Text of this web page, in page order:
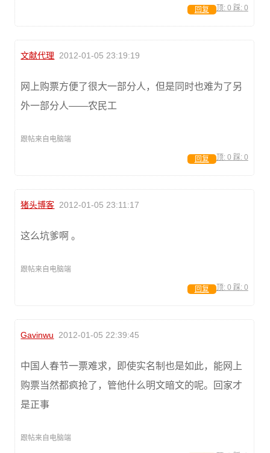
顶: 0 踩: 0
回复
文献代理 2012-01-05 23:19:19
网上购票方便了很大一部分人，但是同时也难为了另
外一部分人——农民工
跟帖来自电脑端
顶: 0 踩: 0
回复
猪头博客 2012-01-05 23:11:17
这么坑爹啊 。
跟帖来自电脑端
顶: 0 踩: 0
回复
Gavinwu 2012-01-05 22:39:45
中国人春节一票难求，即使实名制也是如此，能网上
购票当然都疯抢了，管他什么明文暗文的呢。回家才
是正事
跟帖来自电脑端